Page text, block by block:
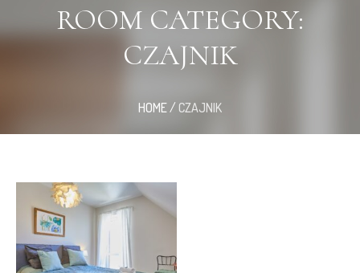
ROOM CATEGORY:
CZAJNIK
HOME / CZAJNIK